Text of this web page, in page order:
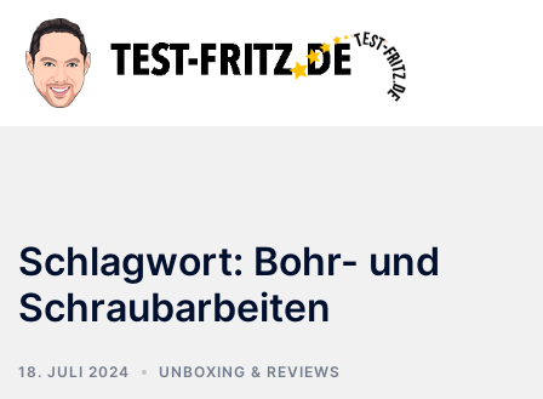
Inhalt
springen
Schlagwort: Bohr- und
Schraubarbeiten
18. JULI 2024 UNBOXING & REVIEWS